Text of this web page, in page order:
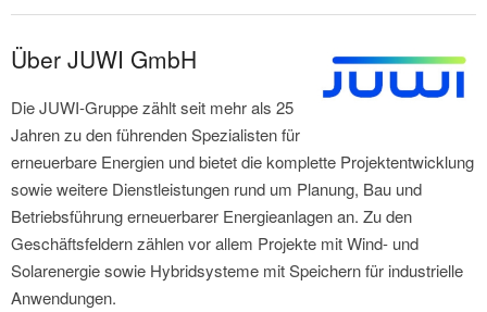
Über JUWI GmbH
Die JUWI-Gruppe zählt seit mehr als 25
Jahren zu den führenden Spezialisten für
erneuerbare Energien und bietet die komplette Projektentwicklung
sowie weitere Dienstleistungen rund um Planung, Bau und
Betriebsführung erneuerbarer Energieanlagen an. Zu den
Geschäftsfeldern zählen vor allem Projekte mit Wind- und
Solarenergie sowie Hybridsysteme mit Speichern für industrielle
Anwendungen.